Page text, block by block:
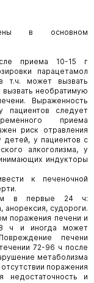
в основном
приема 10-15 г
парацетамол
т.ч. может вызвать
необратимую
Выраженность
пациентов следует
приема
риск отравления
детей, у пациентов с
алкоголизма, у
индукторы
к печеночной
в первые 24 ч:
анорексия, судороги.
поражения печени и
ч и иногда может
печени
72-96 ч после
метаболизма
поражения
недостаточность и